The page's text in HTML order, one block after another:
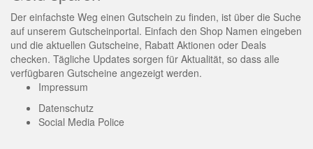
Der einfachste Weg einen Gutschein zu finden, ist über die Suche
auf unserem Gutscheinportal. Einfach den Shop Namen eingeben
und die aktuellen Gutscheine, Rabatt Aktionen oder Deals
checken. Tägliche Updates sorgen für Aktualität, so dass alle
verfügbaren Gutscheine angezeigt werden.
Impressum
Datenschutz
Social Media Police